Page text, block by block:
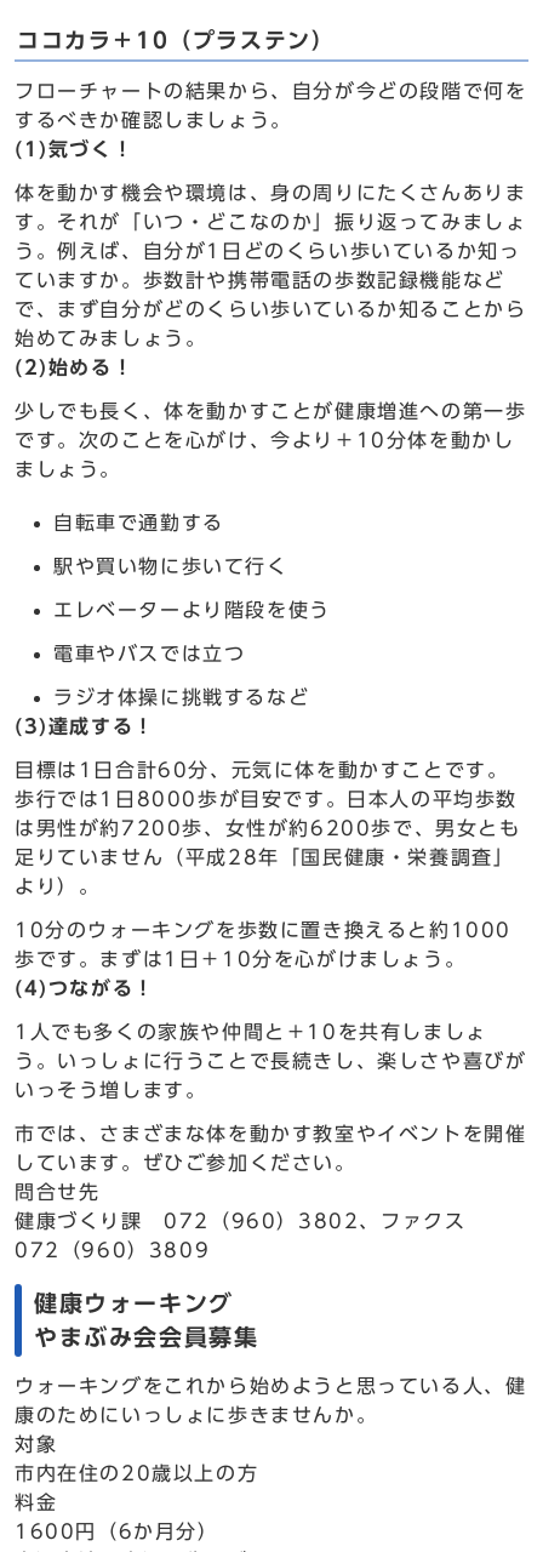
ココカラ＋10（プラステン）
フローチャートの結果から、自分が今どの段階で何を
するべきか確認しましょう。
(1)気づく！
体を動かす機会や環境は、身の周りにたくさんありま
す。それが「いつ・どこなのか」振り返ってみましょ
う。例えば、自分が1日どのくらい歩いているか知っ
ていますか。歩数計や携帯電話の歩数記録機能など
で、まず自分がどのくらい歩いているか知ることから
始めてみましょう。
(2)始める！
少しでも長く、体を動かすことが健康増進への第一歩
です。次のことを心がけ、今より＋10分体を動かし
ましょう。
自転車で通勤する
駅や買い物に歩いて行く
エレベーターより階段を使う
電車やバスでは立つ
ラジオ体操に挑戦するなど
(3)達成する！
目標は1日合計60分、元気に体を動かすことです。
歩行では1日8000歩が目安です。日本人の平均歩数
は男性が約7200歩、女性が約6200歩で、男女とも
足りていません（平成28年「国民健康・栄養調査」
より）。
10分のウォーキングを歩数に置き換えると約1000
歩です。まずは1日＋10分を心がけましょう。
(4)つながる！
1人でも多くの家族や仲間と＋10を共有しましょ
う。いっしょに行うことで長続きし、楽しさや喜びが
いっそう増します。
市では、さまざまな体を動かす教室やイベントを開催
しています。ぜひご参加ください。
問合せ先
健康づくり課 072（960）3802、ファクス
072（960）3809
健康ウォーキング
やまぶみ会会員募集
ウォーキングをこれから始めようと思っている人、健
康のためにいっしょに歩きませんか。
対象
市内在住の20歳以上の方
料金
1600円（6か月分）